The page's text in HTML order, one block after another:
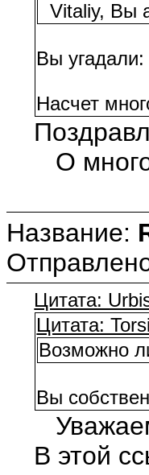
Vitaliy, Вы
Вы угадали:
Насчет
О
Название:
Цитата:
Цитата:
Возможно
Вы
В этой